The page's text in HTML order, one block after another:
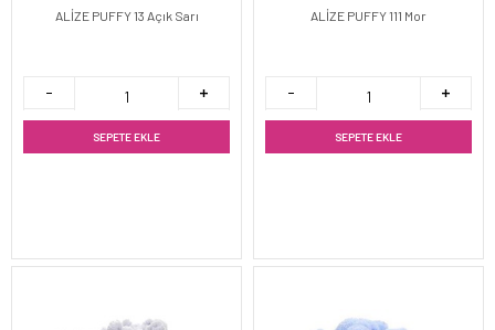
ALİZE PUFFY 13 Açık Sarı
SEPETE EKLE
ALİZE PUFFY 111 Mor
SEPETE EKLE